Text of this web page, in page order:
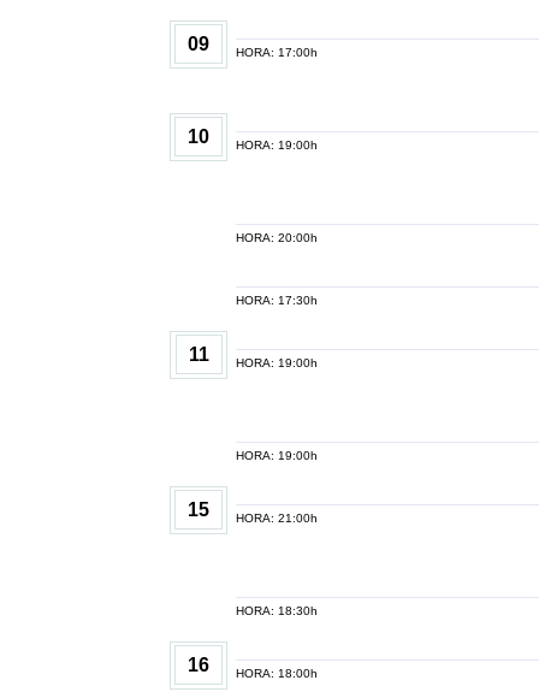
09 HORA: 17:00h
10 HORA: 19:00h
HORA: 20:00h
HORA: 17:30h
11 HORA: 19:00h
HORA: 19:00h
15 HORA: 21:00h
HORA: 18:30h
16 HORA: 18:00h